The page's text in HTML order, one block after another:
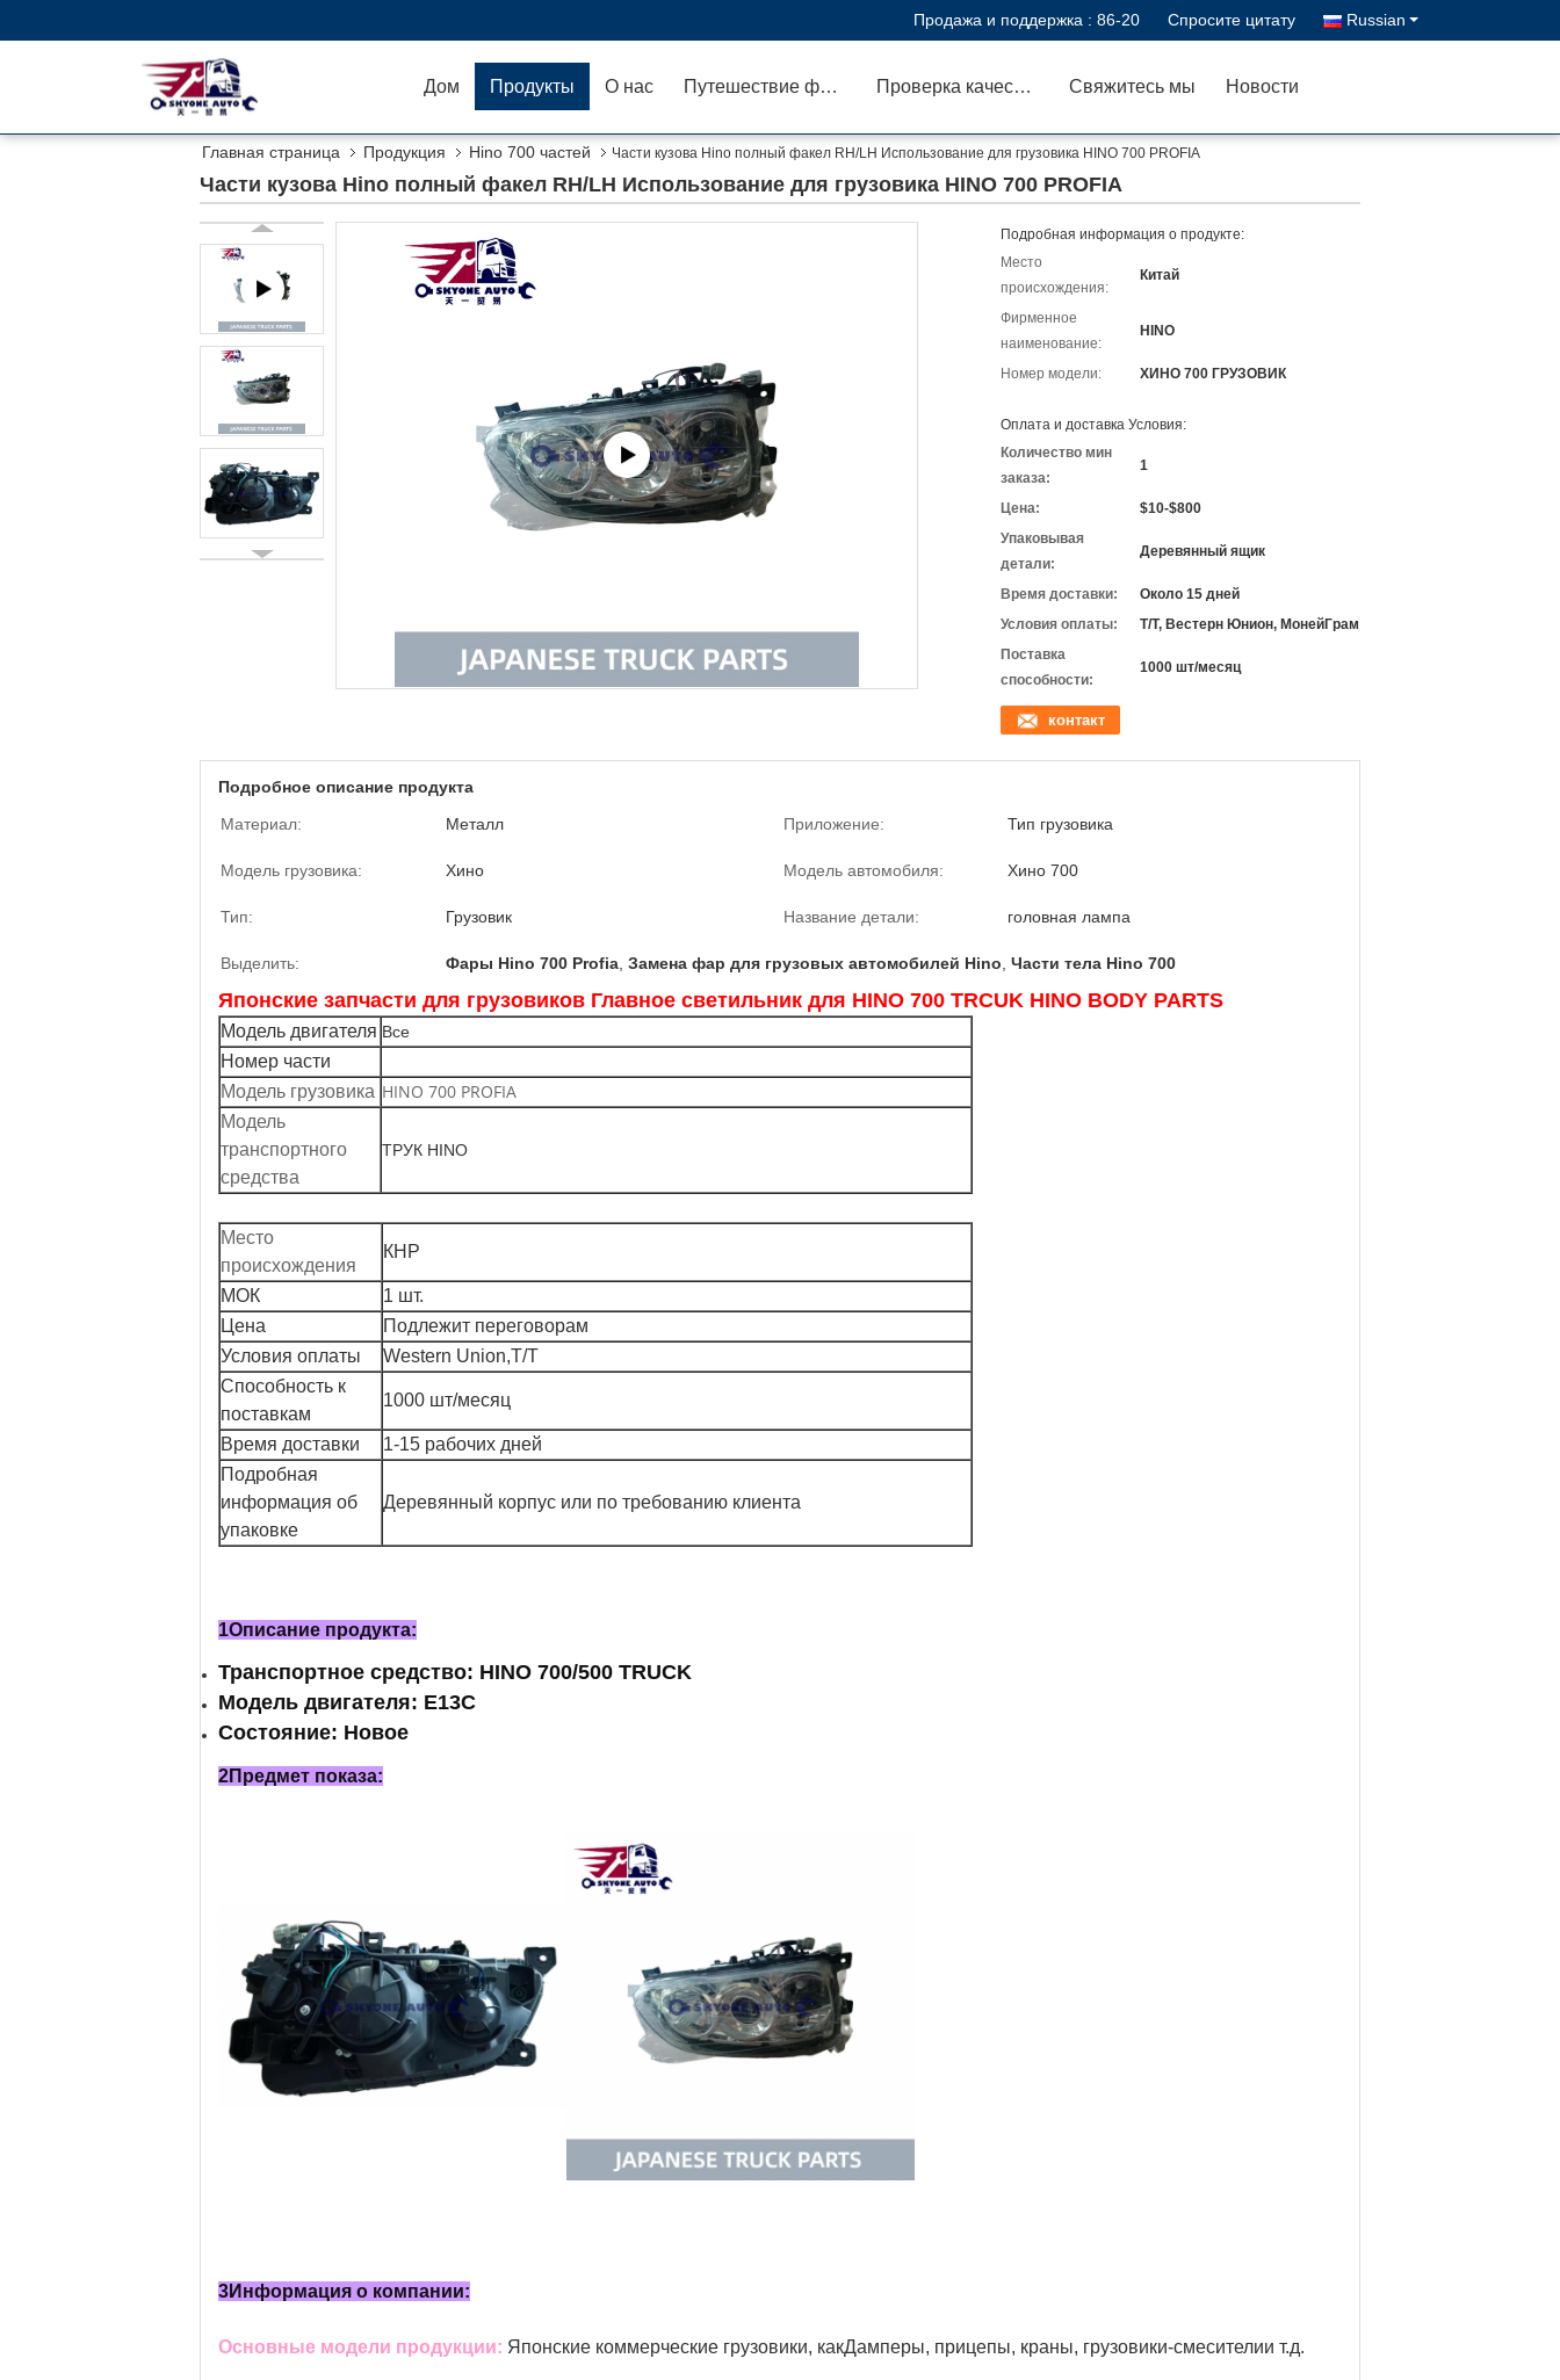
Продажа и поддержка : 86-20 Спросите цитату Russian
Дом Продукты О нас Путешествие фабрики Проверка качества Свяжитесь мы Новости
Главная страница Продукция Hino 700 частей Части кузова Hino полный факел RH/LH Использование для грузовика HINO 700 PROFIA
Части кузова Hino полный факел RH/LH Использование для грузовика HINO 700 PROFIA
Подробная информация о продукте:
Место
происхождения:
Китай
Фирменное
наименование:
HINO
Номер модели: ХИНО 700 ГРУЗОВИК
Оплата и доставка Условия:
Количество мин
заказа:
1
Цена:
$10-$800
Упаковывая
детали:
Деревянный ящик
Время доставки:
Около 15 дней
Условия оплаты:
Т/Т, Вестерн Юнион, МонейГрам
Поставка
способности:
1000 шт/месяц
контакт
Подробное описание продукта
Материал:
Металл Приложение: Тип грузовика
Модель грузовика: Хино Модель автомобиля: Хино 700
Тип: Грузовик Название детали: головная лампа
Выделить: Фары Hino 700 Profia Замена фар для грузовых автомобилей Hino Части тела Hino 700
Японские запчасти для грузовиков Главное светильник для HINO 700 TRCUK HINO BODY PARTS
Модель двигателя Все
Номер части
Модель грузовика HINO 700 PROFIA
Модель
транспортного
средства
ТРУК HINO
Место
происхождения
КНР
МОК
1 шт.
Цена
Подлежит переговорам
Условия оплаты
Western Union,T/T
Способность к
поставкам
1000 шт/месяц
Время доставки
1-15 рабочих дней
Подробная
информация об
упаковке
Деревянный корпус или по требованию клиента
1Описание продукта:
Транспортное средство: HINO 700/500 TRUCK
Модель двигателя: E13C
Состояние: Новое
2Предмет показа:
3Информация о компании:
Основные модели продукции: Японские коммерческие грузовики, какДамперы, прицепы, краны, грузовики-смесителии т.д.